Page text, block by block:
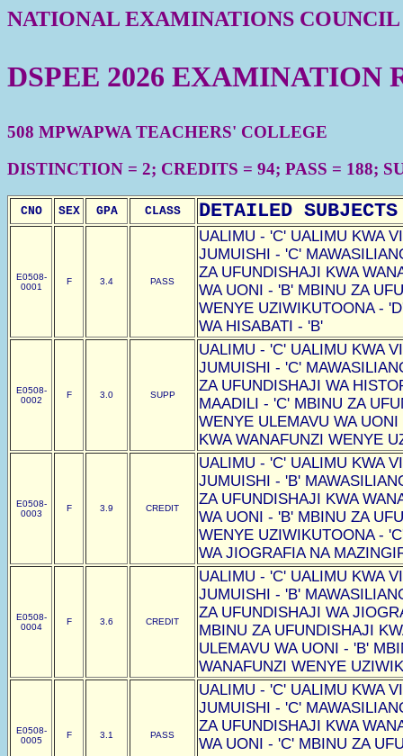
NATIONAL EXAMINATIONS
DSPEE 2026 EXAMINATION
508 MPWAPWA TEACHERS' COLLEGE
DISTINCTION = 2; CREDITS = 94; PASS = 188;
CNO SEX GPA CLASS DETAILED SUBJECTS
E0508-
0001
F 3.4 PASS
UALIMU - 'C' UALIMU KWA
JUMUISHI - 'C'
ZA UFUNDISHAJI KWA
WA UONI - 'B' MBINU ZA
WENYE UZIWIKUTOONA -
WA HISABATI - 'B'
E0508-
0002
F 3.0 SUPP
UALIMU - 'C' UALIMU KWA
JUMUISHI - 'C'
ZA UFUNDISHAJI WA
MAADILI - 'C' MBINU ZA
WENYE ULEMAVU WA
KWA WANAFUNZI WENYE
E0508-
0003
F 3.9 CREDIT
UALIMU - 'C' UALIMU KWA
JUMUISHI - 'B'
ZA UFUNDISHAJI KWA
WA UONI - 'B' MBINU ZA
WENYE UZIWIKUTOONA -
WA JIOGRAFIA NA
E0508-
0004
F 3.6 CREDIT
UALIMU - 'C' UALIMU KWA
JUMUISHI - 'B'
ZA UFUNDISHAJI WA
MBINU ZA UFUNDISHAJI
ULEMAVU WA UONI - 'B'
WANAFUNZI WENYE
E0508-
0005
F 3.1 PASS
UALIMU - 'C' UALIMU KWA
JUMUISHI - 'C'
ZA UFUNDISHAJI KWA
WA UONI - 'C' MBINU ZA